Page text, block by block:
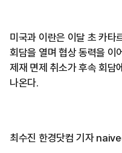
미국과 이란은 이달 초 카타
회담을 열며 협상 동력을 이
제재 면제 취소가 후속 회담
나온다.
최수진 한경닷컴 기자